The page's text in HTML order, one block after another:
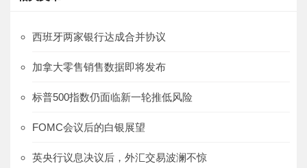
西班牙两家银行达成合并协议
加拿大零售销售数据即将发布
标普500指数仍面临新一轮推低风险
FOMC会议后的白银展望
英央行议息决议后，外汇交易波澜不惊